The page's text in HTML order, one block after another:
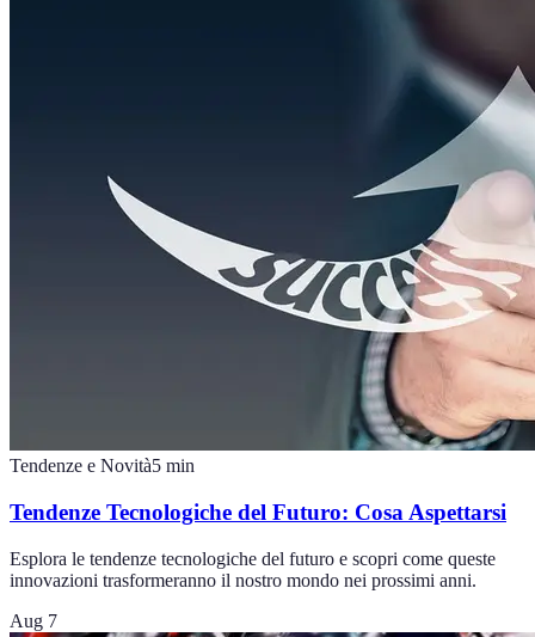
Tendenze e Novità5 min
Tendenze Tecnologiche del Futuro: Cosa Aspettarsi
Esplora le tendenze tecnologiche del futuro e scopri come queste
innovazioni trasformeranno il nostro mondo nei prossimi anni.
Aug 7